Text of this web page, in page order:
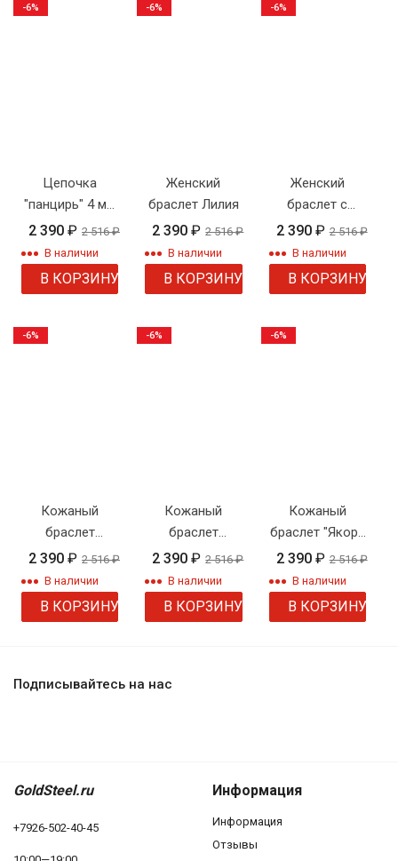
Цепочка
"панцирь" 4 мм
родиевое
покрытие
2 390 ₽ 2 516₽
В наличии
В КОРЗИНУ
-6%
Женский
браслет Лилия
2 390₽ 2 516₽
В наличии
В КОРЗИНУ
-6%
Женский
браслет с
разноцветными
фианитами
2 390 ₽ 2 516₽
В наличии
В КОРЗИНУ
-6%
Кожаный
браслет
SteelNov
"GoldCross"
2 390 ₽ 2 516₽
В наличии
В КОРЗИНУ
-6%
Кожаный
браслет
"Медведь"
двойной
плетеный
2 390₽ 2 516₽
В наличии
В КОРЗИНУ
-6%
Кожаный
браслет "Якорь
с черепами"
2 390 ₽ 2 516₽
В наличии
В КОРЗИНУ
-6%
Подписывайтесь на нас
GoldSteel.ru
+7926-502-40-45
Информация
Информация
Отзывы